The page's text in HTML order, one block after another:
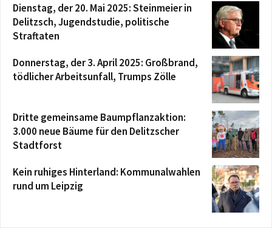
Dienstag, der 20. Mai 2025: Steinmeier in
Delitzsch, Jugendstudie, politische
Straftaten
Donnerstag, der 3. April 2025: Großbrand,
tödlicher Arbeitsunfall, Trumps Zölle
Dritte gemeinsame Baumpflanzaktion:
3.000 neue Bäume für den Delitzscher
Stadtforst
Kein ruhiges Hinterland: Kommunalwahlen
rund um Leipzig